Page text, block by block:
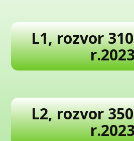
L1, rozvor
L2, rozvor